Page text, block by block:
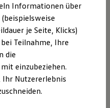
Richtlinie
EU Data Act
Vertrag Widerrufen
Fahrzeuge und
Informationen über
je Seite, Klicks)
Teilnahme, Ihre
die
einzubeziehen.
Nutzererlebnis